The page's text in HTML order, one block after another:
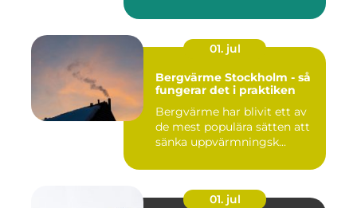
01. jul
Bergvärme Stockholm - så
fungerar det i praktiken
Bergvärme har blivit ett av
de mest populära sätten att
sänka uppvärmningsk...
01. jul